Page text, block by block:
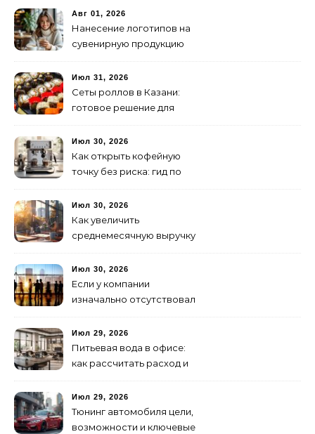
изготовление и поставку
Авг 01, 2026
Нанесение логотипов на
сувенирную продукцию
Июл 31, 2026
Сеты роллов в Казани:
готовое решение для
друзьями
Июл 30, 2026
Как открыть кофейную
точку без риска: гид по
Июл 30, 2026
Как увеличить
среднемесячную выручку
лишних затрат
Июл 30, 2026
Если у компании
изначально отсутствовал
как не утонуть в хаосе
Июл 29, 2026
Питьевая вода в офисе:
как рассчитать расход и
Июл 29, 2026
Тюнинг автомобиля цели,
возможности и ключевые